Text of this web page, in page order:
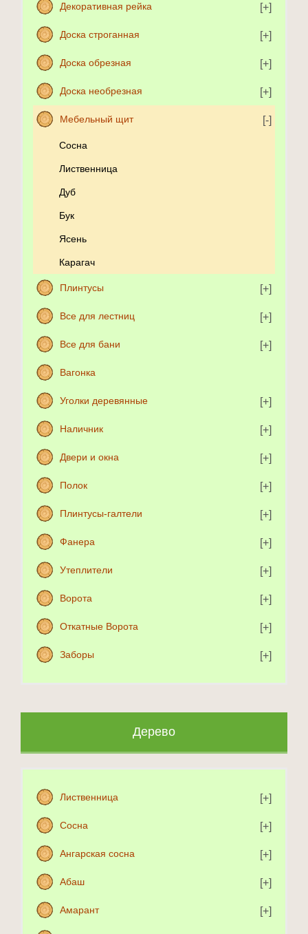
Декоративная рейка
Доска строганная
Доска обрезная
Доска необрезная
Мебельный щит
Сосна
Лиственница
Дуб
Бук
Ясень
Карагач
Плинтусы
Все для лестниц
Все для бани
Вагонка
Уголки деревянные
Наличник
Двери и окна
Полок
Плинтусы-галтели
Фанера
Утеплители
Ворота
Откатные Ворота
Заборы
Дерево
Лиственница
Сосна
Ангарская сосна
Абаш
Амарант